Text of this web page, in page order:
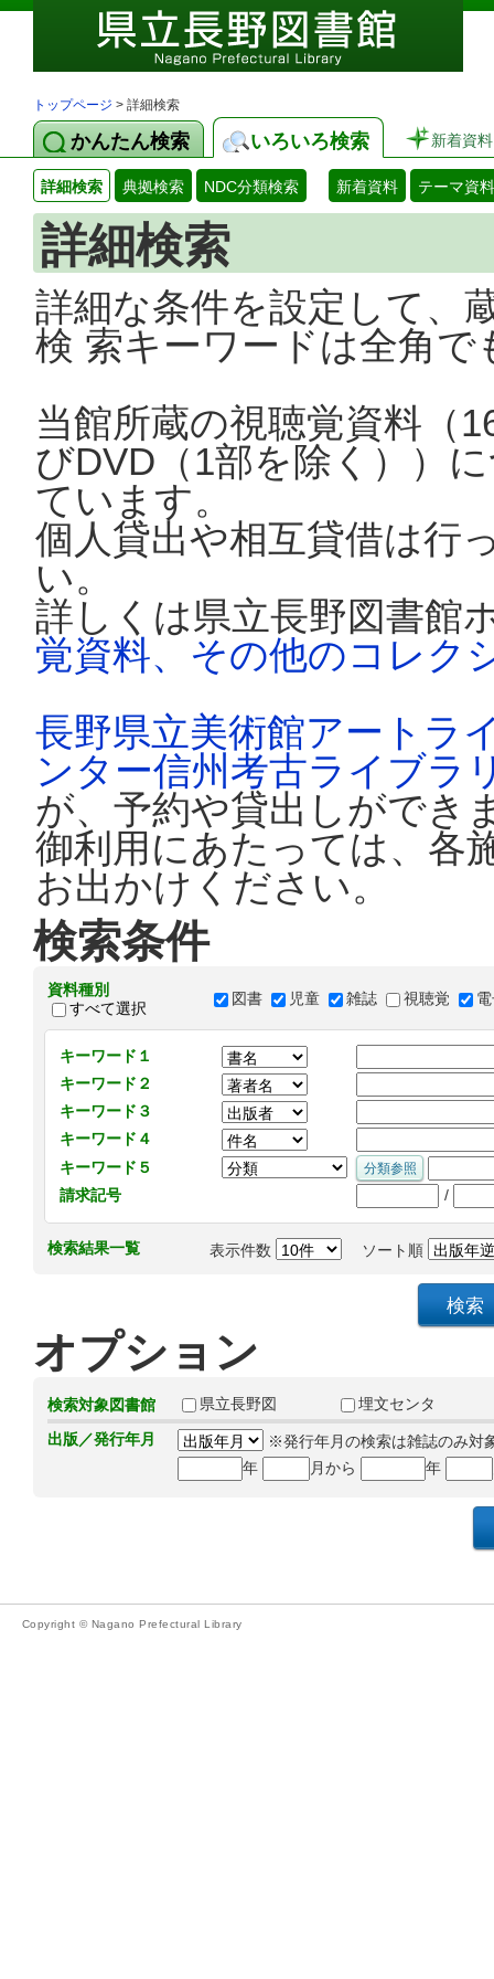
トップページ > 詳細検索
かんたん検索 いろいろ検索 新着資料
詳細検索 典拠検索 NDC分類検索 新着資料 テーマ資料
詳細検索
詳細な条件を設定して、
検 索キーワードは全角
当館所蔵の視聴覚資料（
びDVD（1部を除く））
ています。
個人貸出や相互貸借は行
い。
詳しくは県立長野図書館
覚資料、その他のコレク
長野県立美術館アートラ
ンター信州考古ライブラ
が、予約や貸出しができ
御利用にあたっては、各
お出かけください。
検索条件
資料種別
すべて選択
図書 児童 雑誌 視聴覚
キーワード１
キーワード２
キーワード３
キーワード４
キーワード５
請求記号
/
検索結果一覧 表示件数 ソート順
オプション
検索対象図書館 県立長野図
埋文センタ
出版／発行年月
※発行年月の検索は雑誌のみ対
年
月から 年
Copyright © Nagano Prefectural Library